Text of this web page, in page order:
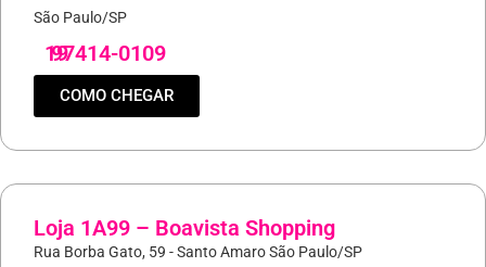
São Paulo/SP
19
97414-0109
COMO CHEGAR
Loja 1A99 – Boavista Shopping
Rua Borba Gato, 59 - Santo Amaro São Paulo/SP